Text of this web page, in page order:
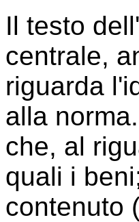
Il testo
centrale,
riguarda
alla
che, al
quali i
contenuto